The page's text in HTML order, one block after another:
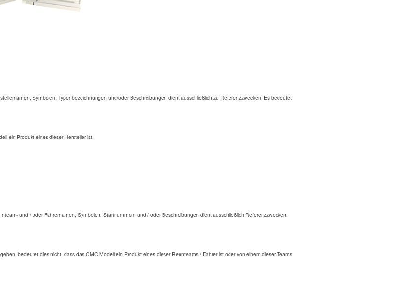
Symbolen, Typenbezeichnungen und/oder Beschreibungen dient ausschließlich zu Referenzzwecken. Es bedeutet
ein Produkt eines dieser Hersteller ist.
und / oder Fahrernamen, Symbolen, Startnummern und / oder Beschreibungen dient ausschließlich Referenzzwecken.
bedeutet dies nicht, dass das CMC-Modell ein Produkt eines dieser Rennteams / Fahrer ist oder von einem dieser Teams